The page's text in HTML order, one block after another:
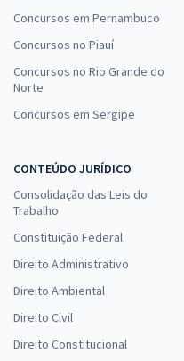
Concursos em Pernambuco
Concursos no Piauí
Concursos no Rio Grande do
Norte
Concursos em Sergipe
CONTEÚDO JURÍDICO
Consolidação das Leis do
Trabalho
Constituição Federal
Direito Administrativo
Direito Ambiental
Direito Civil
Direito Constitucional